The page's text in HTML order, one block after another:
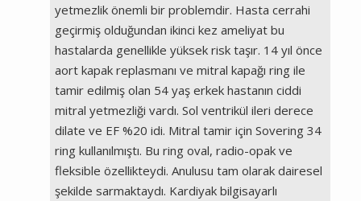
yetmezlik önemli bir problemdir. Hasta cerrahi
geçirmiş olduğundan ikinci kez ameliyat bu
hastalarda genellikle yüksek risk taşır. 14 yıl önce
aort kapak replasmanı ve mitral kapağı ring ile
tamir edilmiş olan 54 yaş erkek hastanın ciddi
mitral yetmezliği vardı. Sol ventrikül ileri derece
dilate ve EF %20 idi. Mitral tamir için Sovering 34
ring kullanılmıştı. Bu ring oval, radio-opak ve
fleksible özellikteydi. Anulusu tam olarak dairesel
şekilde sarmaktaydı. Kardiyak bilgisayarlı